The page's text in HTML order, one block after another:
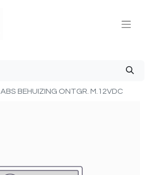
ABS BEHUIZING ONTGR. M.12VDC